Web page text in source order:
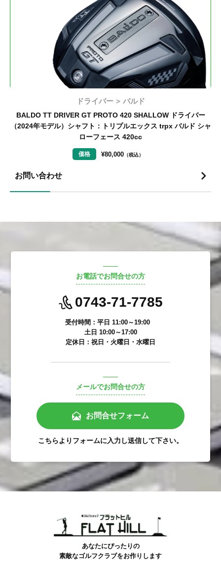
ドライバー バルド
BALDO TT DRIVER GT PROTO 420 SHALLOW ドライバー
（2024年モデル）シャフト：トリプルエックス trpx バルド シャ
ローフェース 420cc
価格 ¥80,000 （税込）
お問い合わせ
お電話でお問合せの方
0743-71-7785
受付時間：平日 11:00～19:00
土日 10:00～17:00
定休日：祝日・火曜日・水曜日
メールでお問合せの方
お問合せフォーム
こちらよりフォームに入力し送信して下さい。
あなたにぴったりの
素敵なゴルフクラブをお作りします